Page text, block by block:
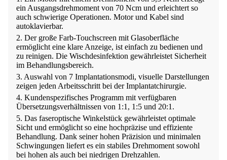
ein Ausgangsdrehmoment von 70 Ncm und erleichtert so
auch schwierige Operationen. Motor und Kabel sind
autoklavierbar.
2. Der große Farb-Touchscreen mit Glasoberfläche
ermöglicht eine klare Anzeige, ist einfach zu bedienen und
zu reinigen. Die Wischdesinfektion gewährleistet Sicherheit
im Behandlungsbereich.
3. Auswahl von 7 Implantationsmodi, visuelle Darstellungen
zeigen jeden Arbeitsschritt bei der Implantatchirurgie.
4. Kundenspezifisches Programm mit verfügbaren
Übersetzungsverhältnissen von 1:1, 1:5 und 20:1.
5. Das faseroptische Winkelstück gewährleistet optimale
Sicht und ermöglicht so eine hochpräzise und effiziente
Behandlung. Dank seiner hohen Präzision und minimalen
Schwingungen liefert es ein stabiles Drehmoment sowohl
bei hohen als auch bei niedrigen Drehzahlen.